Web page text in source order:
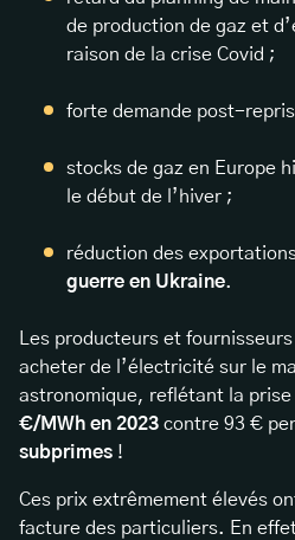
de production de gaz et
raison de la crise Covid ;
forte demande post-
stocks de gaz en Europe
le début de l’hiver ;
réduction des
guerre en Ukraine.
Les producteurs et
acheter de l’électricité sur le
astronomique, reflétant la prise
€/MWh en 2023 contre 93 €
subprimes !
Ces prix extrêmement élevés
facture des particuliers. En